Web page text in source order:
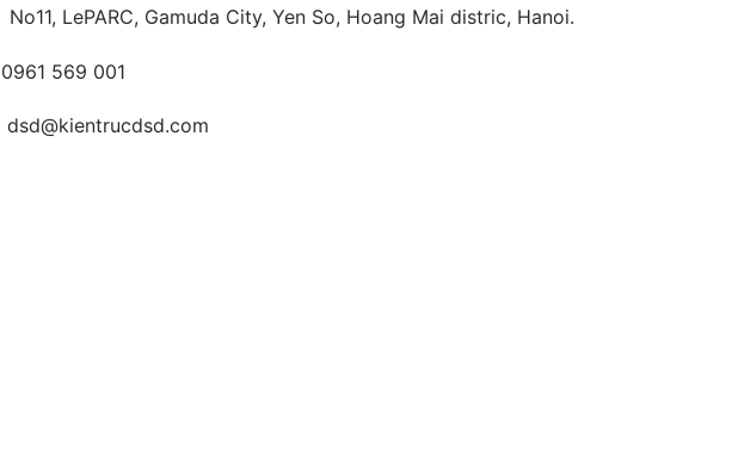
No11, LePARC, Gamuda City, Yen So, Hoang Mai distric, Hanoi.
0961 569 001
dsd@kientrucdsd.com